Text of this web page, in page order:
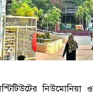
নিউমোনিয়া